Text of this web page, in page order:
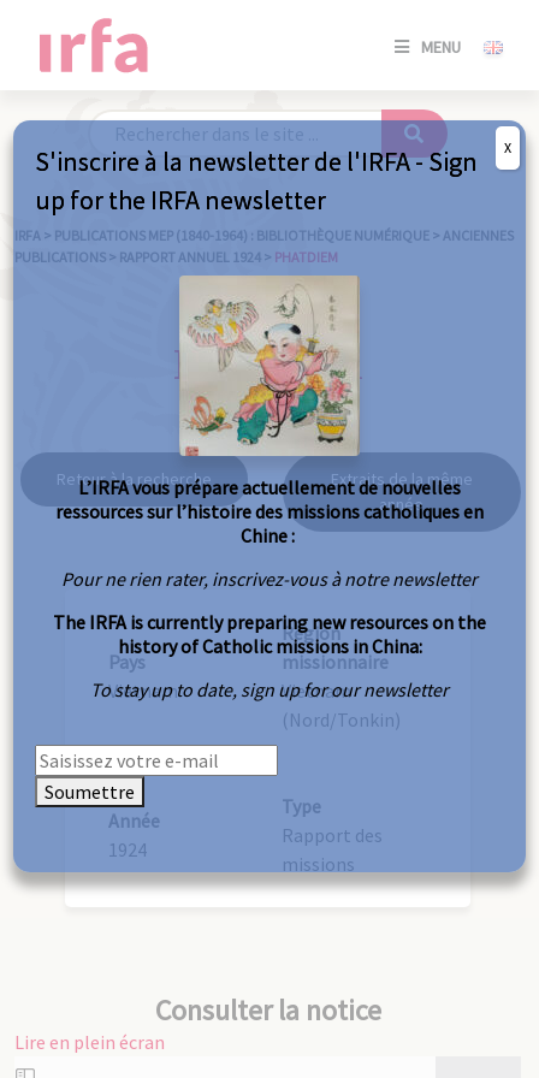
MENU
SE
/
IRFA > PUBLICATIONS MEP (1840-1964) : BIBLIOTHÈQUE NUMÉRIQUE > ANCIENNES
PUBLICATIONS > RAPPORT ANNUEL 1924 > PHATDIEM
Phatdiem
Retour à la recherche
Extraits de la même
année
Pays
Vietnam
Région
missionnaire
Vietnam
(Nord/Tonkin)
Année
1924
Type
Rapport des
missions
Consulter la notice
Lire en plein écran
Aller
S'inscrire à la newsletter de l'IRFA - Sign
up for the IRFA newsletter
L’IRFA vous prépare actuellement de nouvelles
ressources sur l’histoire des missions catholiques en
Chine :
Pour ne rien rater, inscrivez-vous à notre newsletter
The IRFA is currently preparing new resources on the
history of Catholic missions in China:
To stay up to date, sign up for our newsletter
Soumettre
X